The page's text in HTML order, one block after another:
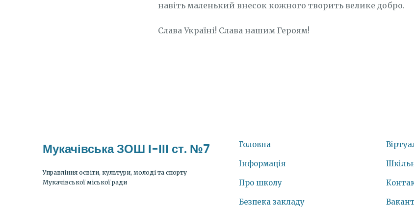
навіть маленький внесок кожного творить велике добро.
Слава Україні! Слава нашим Героям!
Мукачівська ЗОШ І-ІІІ ст. №7
Управління освіти, культури, молоді та спорту
Мукачівської міської ради
Головна
Інформація
Про школу
Безпека закладу